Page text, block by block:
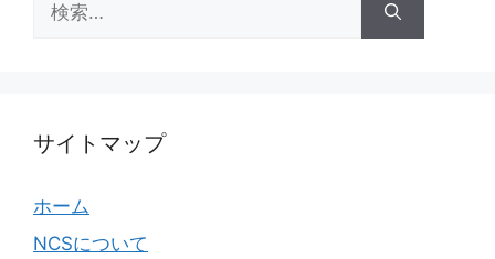
索:
サイトマップ
ホーム
NCSについて